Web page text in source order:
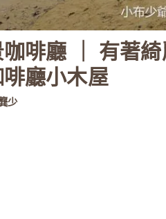
啡廳 ｜ 有著
廳小木屋
少